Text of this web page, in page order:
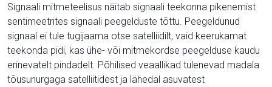
Signaali mitmeteelisus näitab signaali teekonna pikenemist
sentimeetrites signaali peegelduste tõttu. Peegeldunud
signaal ei tule tugijaama otse satelliidilt, vaid keerukamat
teekonda pidi, kas ühe- või mitmekordse peegelduse kaudu
erinevatelt pindadelt. Põhilised veaallikad tulenevad madala
tõusunurgaga satelliitidest ja lähedal asuvatest